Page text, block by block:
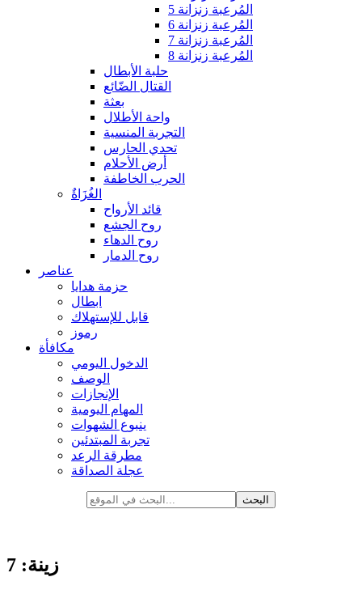
المُرعبة زنزانة 5
المُرعبة زنزانة 6
المُرعبة زنزانة 7
المُرعبة زنزانة 8
حلبة الأبطال
القتال الضّائع
بعثة
واحة الأطلال
التجربة المنسية
تحدي الحارس
أرض الأحلام
الحرب الخاطفة
الغُزَاةٌ
قائد الأرواح
روح الجشع
روح الدهاء
روح الدمار
عناصر
حزمة هدايا
ابطال
قابل للإستهلاك
رموز
مكافأة
الدخول اليومي
الوصف
الإنجازات
المهام اليومية
ينبوع الشهوات
تجربة المبتدئين
مطرقة الرعد
عجلة الصداقة
زينة: 7